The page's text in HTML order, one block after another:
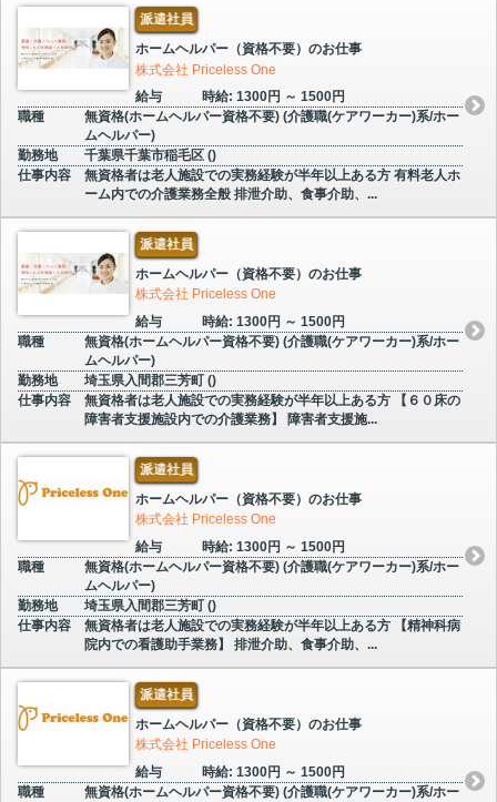
派遣社員
ホームヘルパー（資格不要）のお仕事
株式会社 Priceless One
給与
時給: 1300円 ～ 1500円
職種
無資格(ホームヘルパー資格不要) (介護職(ケアワーカー)系/ホー
ムヘルパー)
勤務地
千葉県千葉市稲毛区 ()
仕事内容
無資格者は老人施設での実務経験が半年以上ある方 有料老人ホ
ーム内での介護業務全般 排泄介助、食事介助、...
派遣社員
ホームヘルパー（資格不要）のお仕事
株式会社 Priceless One
給与
時給: 1300円 ～ 1500円
職種
無資格(ホームヘルパー資格不要) (介護職(ケアワーカー)系/ホー
ムヘルパー)
勤務地
埼玉県入間郡三芳町 ()
仕事内容
無資格者は老人施設での実務経験が半年以上ある方 【６０床の
障害者支援施設内での介護業務】 障害者支援施...
派遣社員
ホームヘルパー（資格不要）のお仕事
株式会社 Priceless One
給与
時給: 1300円 ～ 1500円
職種
無資格(ホームヘルパー資格不要) (介護職(ケアワーカー)系/ホー
ムヘルパー)
勤務地
埼玉県入間郡三芳町 ()
仕事内容
無資格者は老人施設での実務経験が半年以上ある方 【精神科病
院内での看護助手業務】 排泄介助、食事介助、...
派遣社員
ホームヘルパー（資格不要）のお仕事
株式会社 Priceless One
給与
時給: 1300円 ～ 1500円
職種
無資格(ホームヘルパー資格不要) (介護職(ケアワーカー)系/ホー